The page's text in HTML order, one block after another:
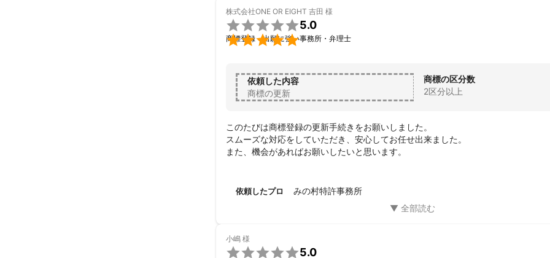
株式会社ONE OR EIGHT 吉田 様


5.0
商標登録・出願に強い事務所・弁理士
依頼した内容
商標の更新
商標の区分数
2区分以上
このたびは商標登録の更新手続きをお願いしました。
スムーズな対応をしていただき、安心してお任せ出来ました。
また、機会があればお願いしたいと思います。
依頼したプロ みの村特許事務所
小嶋 様
5.0